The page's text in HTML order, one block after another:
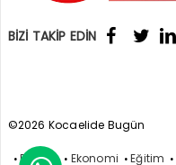
BİZİ TAKİP EDİN
©2026 Kocaelide Bugün
Politika Ekonomi Eğitim